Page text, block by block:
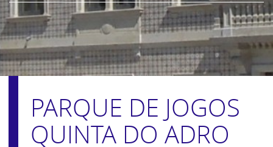
PARQUE DE JOGOS
QUINTA DO ADRO